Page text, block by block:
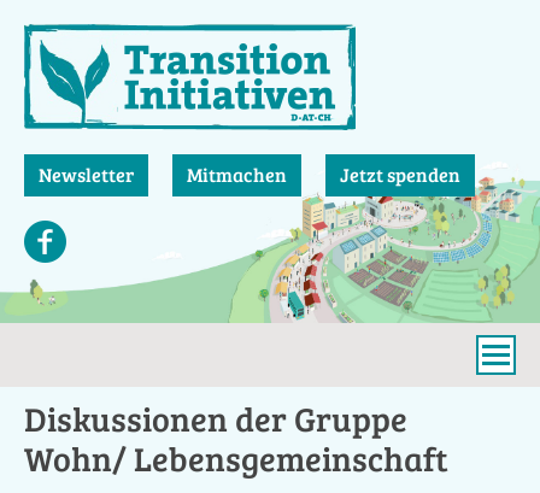
zum
Inhalt
Newsletter Mitmachen Jetzt spenden
Diskussionen der Gruppe
Wohn/ Lebensgemeinschaft